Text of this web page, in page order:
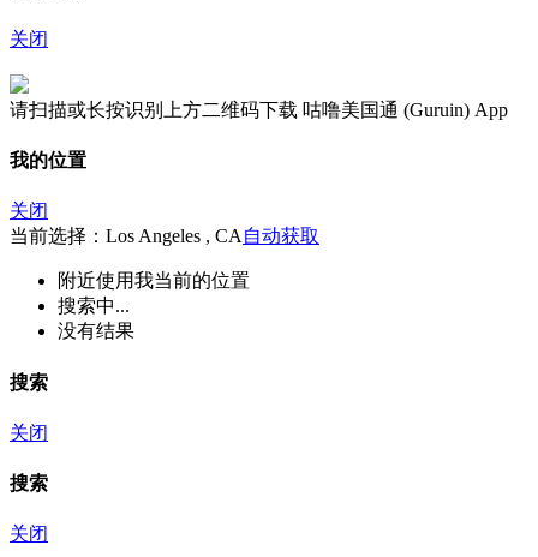
关闭
请扫描或长按识别上方二维码下载 咕噜美国通 (Guruin) App
我的位置
关闭
当前选择：Los Angeles , CA 自动获取
附近使用我当前的位置
搜索中...
没有结果
搜索
关闭
搜索
关闭